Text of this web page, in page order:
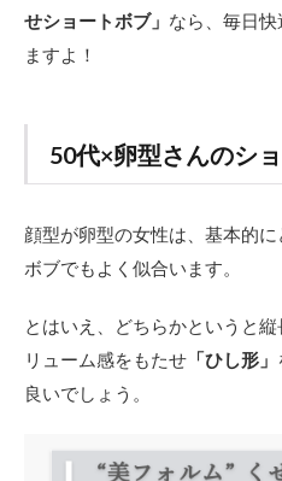
せショートボブ」 なら、毎日
ますよ！
50代×卵型さんのシ
顔型が卵型の女性は、基本的
ボブでもよく似合います。
とはいえ、どちらかというと
リューム感をもたせ 「ひし形」
良いでしょう。